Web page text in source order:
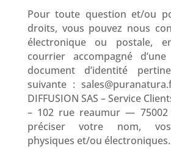
Pour toute question et/ou
droits, vous pouvez nous
électronique ou postale,
courrier accompagné
document d’identité
suivante :
DIFFUSION SAS – Service
– 102 rue reaumur — 75002
préciser votre nom, vos
physiques et/ou électroniques.